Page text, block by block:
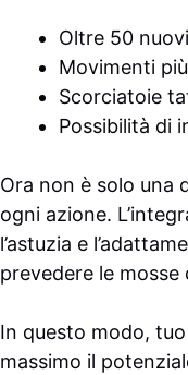
Oltre 50
Movimenti
Scorciatoie
Possibilità di
Ora non è solo una
ogni azione.
l’astuzia e
prevedere le
In questo modo,
massimo il